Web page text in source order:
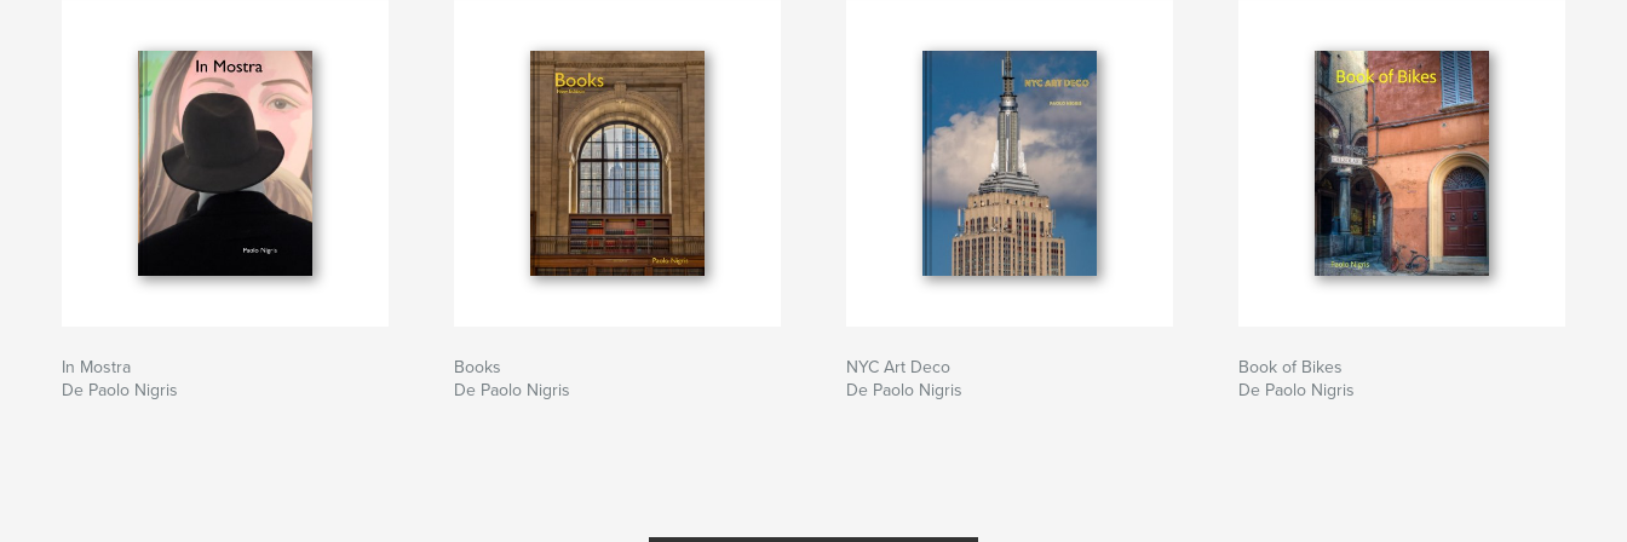
In Mostra
De Paolo Nigris
Books
De Paolo Nigris
NYC Art Deco
De Paolo Nigris
Book of Bikes
De Paolo Nigris